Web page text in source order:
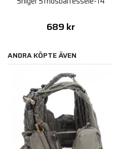
689 kr
ANDRA KÖPTE ÄVEN